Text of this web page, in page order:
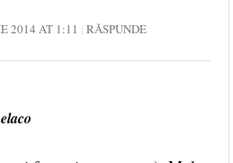
2014 AT 1:11 RĂSPUNDE